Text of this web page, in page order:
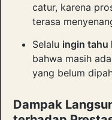
catur, karena
terasa
Selalu ingin tahu
bahwa masih
yang belum
Dampak